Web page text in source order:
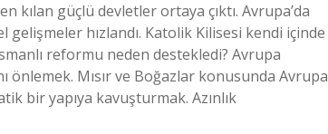
kılan güçlü devletler ortaya çıktı. Avrupa’da
hızlandı. Katolik Kilisesi kendi içinde
reformu neden destekledi? Avrupa
önlemek. Mısır ve Boğazlar konusunda Avrupa
bir yapıya kavuşturmak. Azınlık